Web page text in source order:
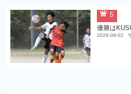
5
優勝は
2026-08-02